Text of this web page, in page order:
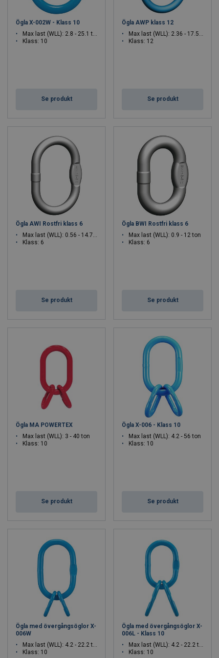
Vilka säkerhetsklasser finns?
Toppöglor erbjuds i hög säkerhetsklass 10 och 12 samt
rostfritt i klass 6.
Kan toppöglor användas till flerbenslyft?
Finns rostfria alternativ?
Komplettera med
CERTEX har ett stort sortiment av redskap och tillbehör.
Komplettera din toppögla med
ellertextila
rundsling
Service och underhåll
Lika viktigt som att man har rätt lyftlösning är även kontroll
och underhåll lika viktigt. Man behöver ha satt upp tydliga
rutiner för kontroll, där man kontrollerar bland annat slitage
och sprickbildning. Läs mer om vår service och inspektion
eller logga in på vår webbshop för att se aktuella
gärna för råd och vägledning kring vilken
produkt som har bäst egenskaper för dina behov. Hittar du
inte produkten du letar efter? Vi hjälper att hitta det du
Ögla X-002W - Klass 10
Max last (WLL): 2.8 - 25.1 ton
Klass: 10
Se produkt
Ögla AWP klass 12
Max last (WLL): 2.36 - 17.5 ton
Klass: 12
Se produkt
Ögla AWI Rostfri klass 6
Max last (WLL): 0.56 - 14.7 ton
Klass: 6
Se produkt
Ögla BWI Rostfri klass 6
Max last (WLL): 0.9 - 12 ton
Klass: 6
Se produkt
Ögla MA POWERTEX
Max last (WLL): 3 - 40 ton
Klass: 10
Se produkt
Ögla X-006 - Klass 10
Max last (WLL): 4.2 - 56 ton
Klass: 10
Se produkt
Ögla med övergångsöglor X-
006W
Max last (WLL): 4.2 - 22.2 ton
Klass: 10
Ögla med övergångsöglor X-
006L - Klass 10
Max last (WLL): 4.2 - 22.2 ton
Klass: 10